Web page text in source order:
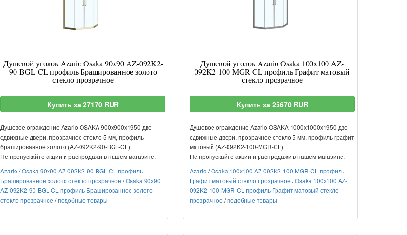
Душевой уголок Azario Osaka 90х90 AZ-092K2-
90-BGL-CL профиль Брашированное золото
стекло прозрачное
Купить за 27170 RUR
Душевое ограждение Azario OSAKA 900х900х1950 две
сдвижные двери, прозрачное стекло 5 мм, профиль
брашированное золото (AZ-092K2-90-BGL-CL)
Не пропускайте акции и распродажи в нашем магазине.
Azario /Osaka 90х90 AZ-092K2-90-BGL-CL профиль
Брашированное золото стекло прозрачное /Osaka 90х90
AZ-092K2-90-BGL-CL профиль Брашированное золото
стекло прозрачное /подобные товары
Душевой уголок Azario Osaka 100х100 AZ-
092K2-100-MGR-CL профиль Графит матовый
стекло прозрачное
Купить за 25670 RUR
Душевое ограждение Azario OSAKA 1000х1000х1950 две
сдвижные двери, прозрачное стекло 5 мм, профиль графит
матовый (AZ-092K2-100-MGR-CL)
Не пропускайте акции и распродажи в нашем магазине.
Azario /Osaka 100х100 AZ-092K2-100-MGR-CL профиль
Графит матовый стекло прозрачное /Osaka 100х100 AZ-
092K2-100-MGR-CL профиль Графит матовый стекло
прозрачное /подобные товары